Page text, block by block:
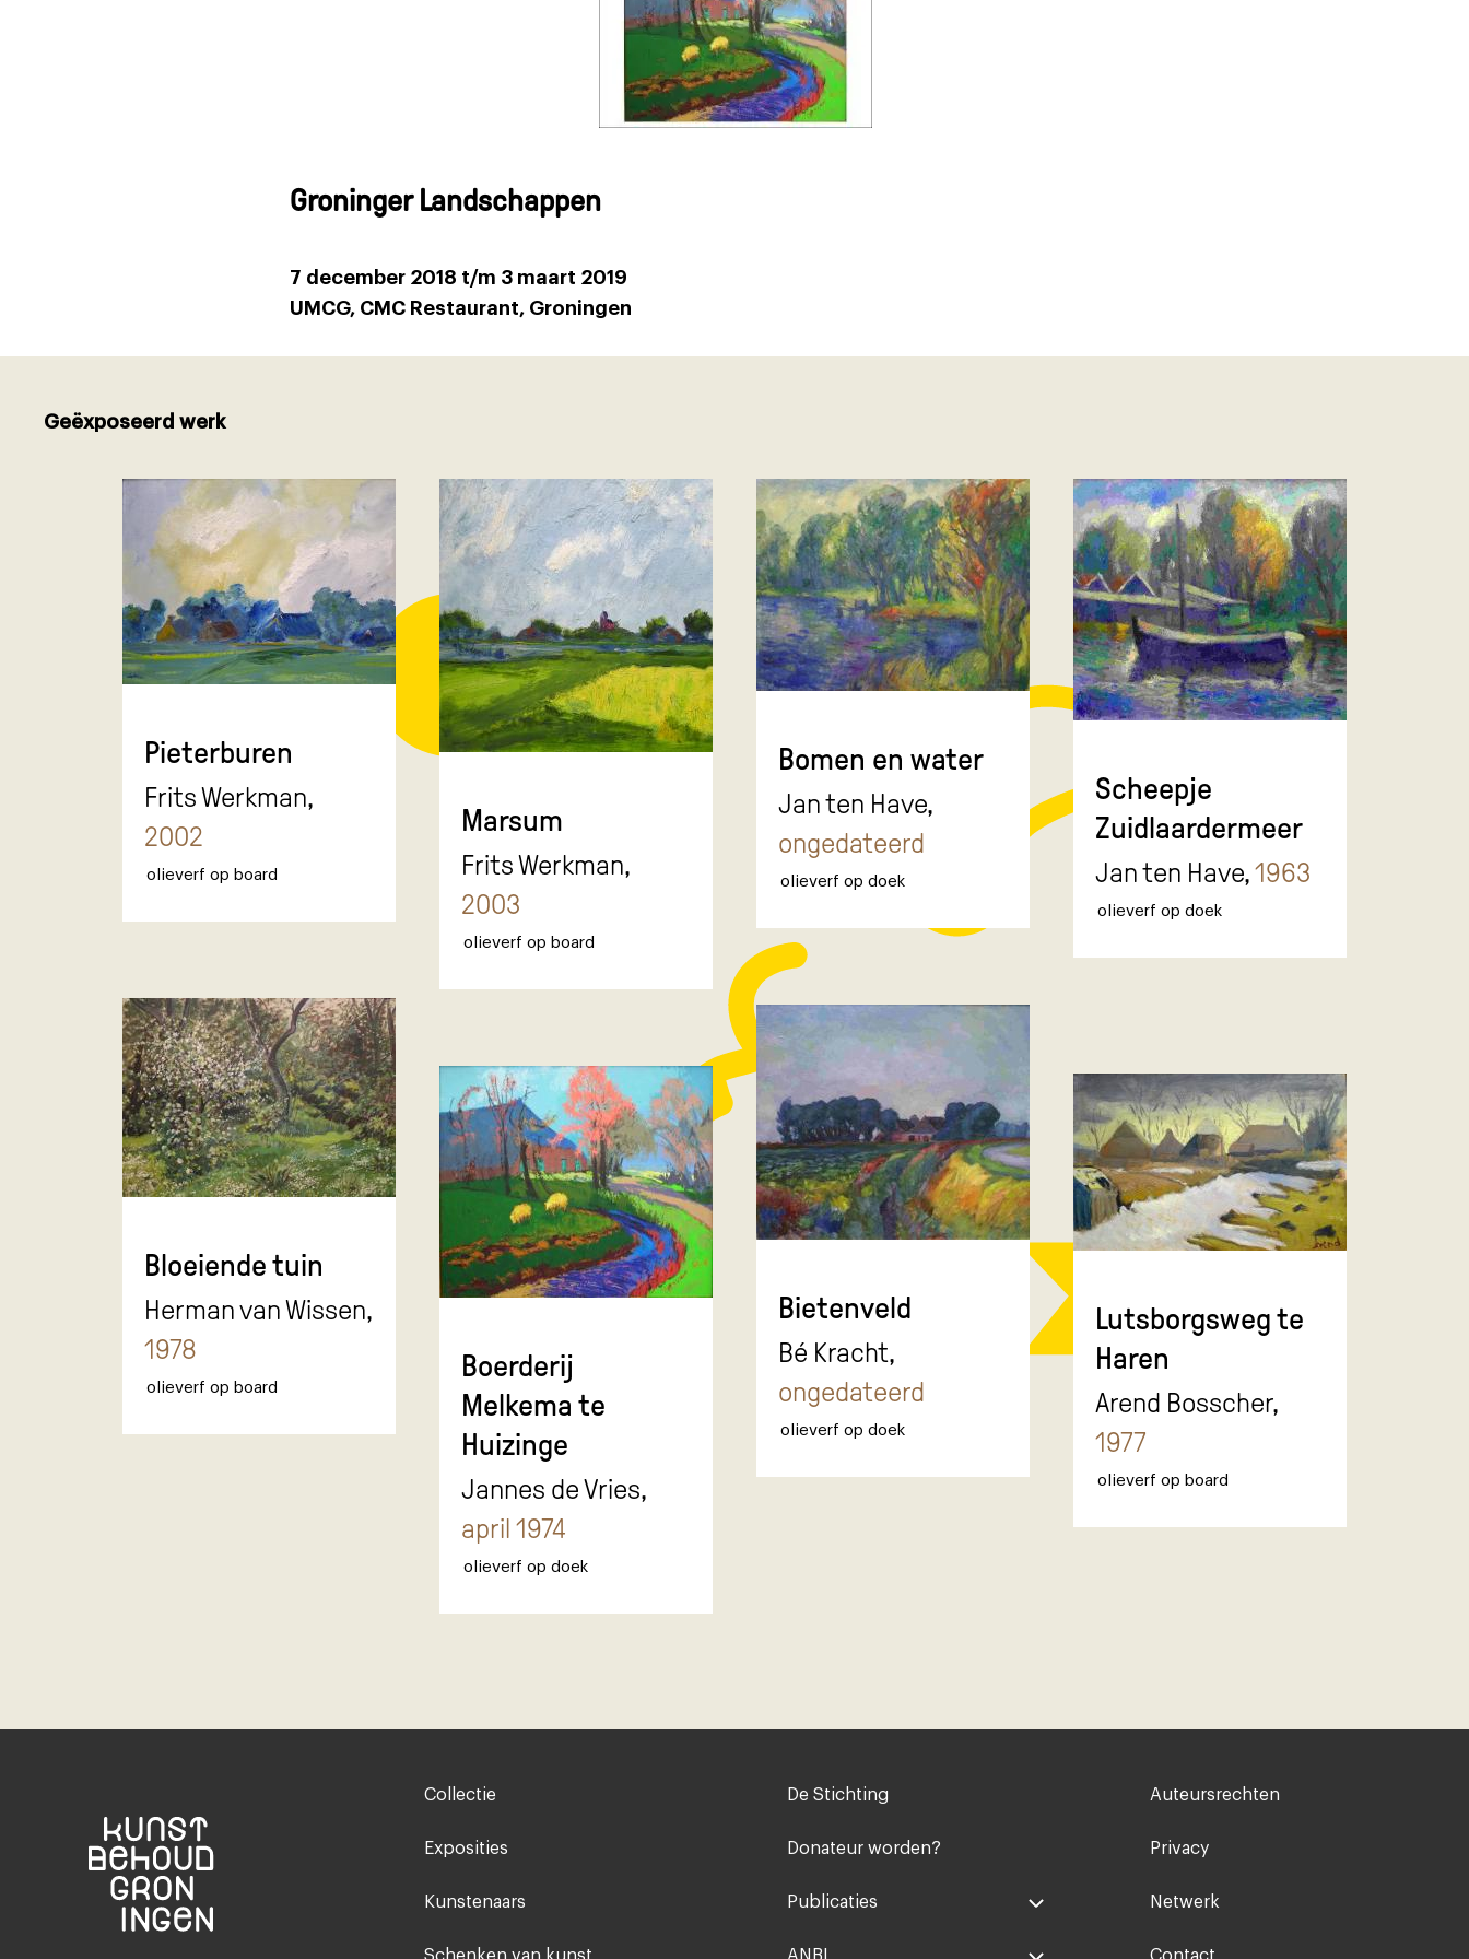
Groninger Landschappen
7 december 2018 t/m 3 maart 2019
UMCG, CMC Restaurant, Groningen
Geëxposeerd werk
Pieterburen
Frits Werkman,
2002
olieverf op board
Marsum
Frits Werkman,
2003
olieverf op board
Bomen en water
Jan ten Have,
ongedateerd
olieverf op doek
Scheepje
Zuidlaardermeer
Jan ten Have,1963
olieverf op doek
Bloeiende tuin
Herman van Wissen,
1978
olieverf op board
Bietenveld
Bé Kracht,
ongedateerd
olieverf op doek
Boerderij
Melkema te
Huizinge
Jannes de Vries,
april 1974
olieverf op doek
Lutsborgsweg te
Haren
Arend Bosscher,
1977
olieverf op board
Footer-
Collectie
Exposities
Kunstenaars
Voet
De Stichting
Donateur worden?
Publicaties
Voet
Auteursrechten
Privacy
Netwerk